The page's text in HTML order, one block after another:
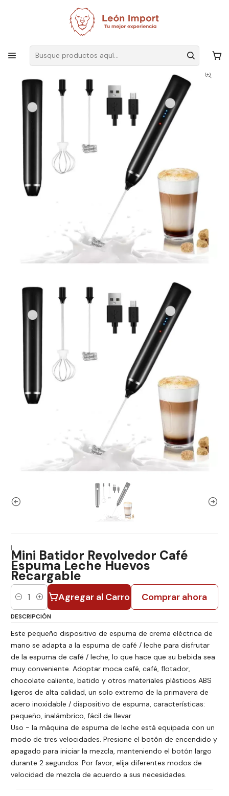
Envíos GRATIS
Ver Todos Los Productos
Mini Batidor Revolvedor Café Espuma Leche Huevos Recargable
|Mini Batidor Revolvedor Café
Espuma Leche Huevos
Recargable
Cantidad Agregar al Carro Comprar ahora
DESCRIPCIÓN
Este pequeño dispositivo de espuma de crema eléctrica de
mano se adapta a la espuma de café / leche para disfrutar
de la espuma de café / leche, lo que hace que su bebida sea
muy conveniente. Adoptar moca café, café, flotador,
chocolate caliente, batido y otros materiales plásticos ABS
ligeros de alta calidad, un solo extremo de la primavera de
acero inoxidable / dispositivo de espuma, características:
pequeño, inalámbrico, fácil de llevar
Uso - la máquina de espuma de leche está equipada con un
modo de tres velocidades. Presione el botón de encendido y
apagado para iniciar la mezcla, manteniendo el botón largo
durante 2 segundos. Por favor, elija diferentes modos de
velocidad de mezcla de acuerdo a sus necesidades.